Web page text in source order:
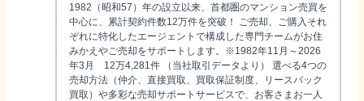
1982（昭和57）年の設立以来、首都圏のマンション売買を
中心に、累計契約件数12万件を突破！ ご売却、ご購入それ
ぞれに特化したエージェントで構成した専門チームがお住
みかえやご売却をサポートします。※1982年11月～2026
年3月 12万4,281件 （当社取引データより） 選べる4つの
売却方法（仲介、直接買取、買取保証制度、リースバック
買取）や多彩な売却サポートサービスで、お客さまお一人